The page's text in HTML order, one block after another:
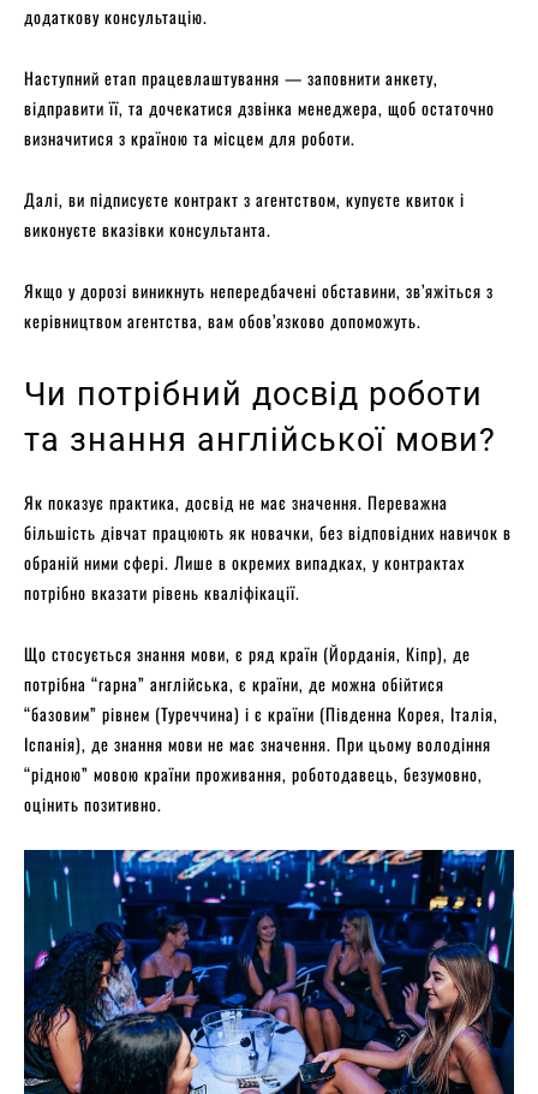
додаткову консультацію.
Наступний етап працевлаштування — заповнити анкету,
відправити її, та дочекатися дзвінка менеджера, щоб остаточно
визначитися з країною та місцем для роботи.
Далі, ви підписуєте контракт з агентством, купуєте квиток і
виконуєте вказівки консультанта.
Якщо у дорозі виникнуть непередбачені обставини, зв’яжіться з
керівництвом агентства, вам обов’язково допоможуть.
Чи потрібний досвід роботи
та знання англійської мови?
Як показує практика, досвід не має значення. Переважна
більшість дівчат працюють як новачки, без відповідних навичок в
обраній ними сфері. Лише в окремих випадках, у контрактах
потрібно вказати рівень кваліфікації.
Що стосується знання мови, є ряд країн (Йорданія, Кіпр), де
потрібна “гарна” англійська, є країни, де можна обійтися
“базовим” рівнем (Туреччина) і є країни (Південна Корея, Італія,
Іспанія), де знання мови не має значення. При цьому володіння
“рідною” мовою країни проживання, роботодавець, безумовно,
оцінить позитивно.